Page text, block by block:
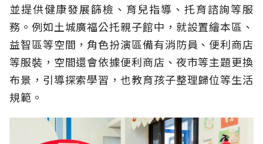
並提供健康發展篩檢、育兒指導、托育諮詢等服
務。例如土城廣福公托親子館中，就設置繪本區、
益智區等空間，角色扮演區備有消防員、便利商店
等服裝，空間還會依據便利商店、夜市等主題更換
布景，引導探索學習，也教育孩子整理歸位等生活
規範。